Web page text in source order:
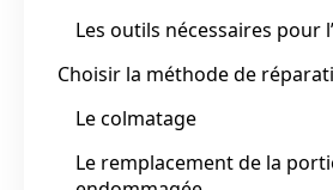
Les outils nécessaires pour
Choisir la méthode de
Le colmatage
Le remplacement de la